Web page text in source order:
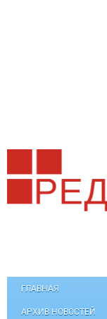
ГЛАВНАЯ
АРХИВ НОВОСТЕЙ